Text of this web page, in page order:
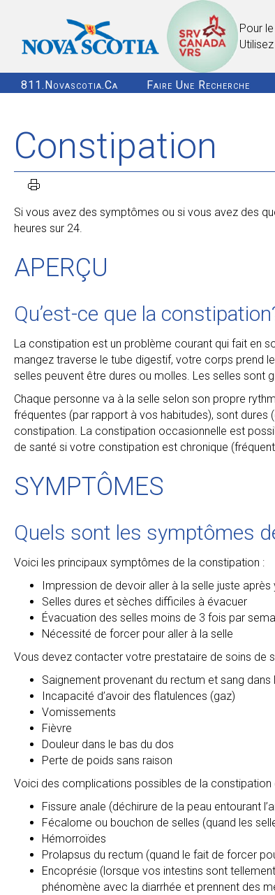
Pour
811.novascotia.ca Faire Une Recherche
Constipation
Si vous avez des symptômes ou si vous avez des
heures sur 24.
APERÇU
Qu’est-ce que la
La constipation est un problème courant qui fait en
mangez traverse le tube digestif, votre corps prend
selles peuvent être dures ou molles. Les selles sont
Chaque personne va à la selle selon son propre
fréquentes (par rapport à vos habitudes), sont
constipation. La constipation occasionnelle est
de santé si votre constipation est chronique
SYMPTÔMES
Quels sont les symptômes
Voici les principaux symptômes de la constipation :
Impression de devoir aller à la selle juste après
Selles dures et sèches difficiles à évacuer
Évacuation des selles moins de 3 fois par
Nécessité de forcer pour aller à la selle
Vous devez contacter votre prestataire de soins de
Saignement provenant du rectum et sang dans
Incapacité d’avoir des flatulences (gaz)
Vomissements
Fièvre
Douleur dans le bas du dos
Perte de poids sans raison
Voici des complications possibles de la constipation
Fissure anale (déchirure de la peau entourant
Fécalome ou bouchon de selles (quand les
Hémorroïdes
Prolapsus du rectum (quand le fait de forcer
Encoprésie (lorsque vos intestins sont
phénomène avec la diarrhée et prennent des